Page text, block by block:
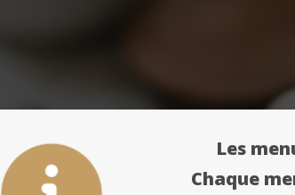
Les
Chaque